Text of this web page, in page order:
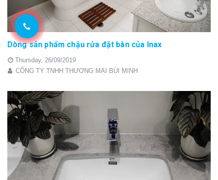
Dòng sản phẩm chậu rửa đặt bàn của Inax
Thursday, 26/09/2019
CÔNG TY TNHH THƯƠNG MẠI BÙI MINH